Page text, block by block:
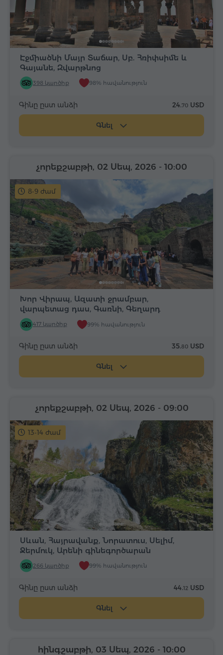
Էջմիածնի Մայր Տաճար, Սբ. Հռիփսիմե և
Գայանե, Զվարթնոց
398 կարծիք 98% հավանություն
Գինը ըստ անձի 24.70 USD
Գնել
8-9 ժամ
Խոր Վիրապ, Ազատի ջրամբար,
վարպետաց դաս, Գառնի, Գեղարդ
417 կարծիք 99% հավանություն
չորեքշաբթի, 02 Սեպ, 2026 - 10:00
Գինը ըստ անձի 35.80 USD
Գնել
13-14 ժամ
Սևան, Հայրավանք, Նորատուս, Սելիմ,
Ջերմուկ, Արենի գինեգործարան
266 կարծիք 99% հավանություն
չորեքշաբթի, 02 Սեպ, 2026 - 09:00
Գինը ըստ անձի 44.12 USD
Գնել
հինգշաբթի, 03 Սեպ, 2026 - 10:00